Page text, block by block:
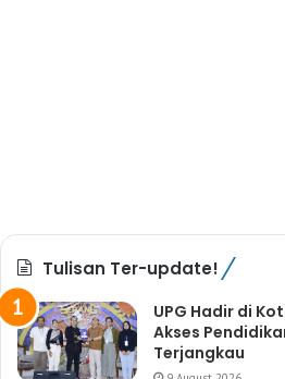
Tulisan Ter-update!
UPG Hadir di
Akses
Terjangkau